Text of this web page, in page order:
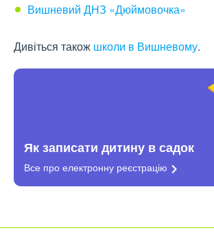
Вишневий ДНЗ «Дюймовочка»
Дивіться також школи в Вишневому.
Як записати дитину в садок
Все про електронну реєстрацію